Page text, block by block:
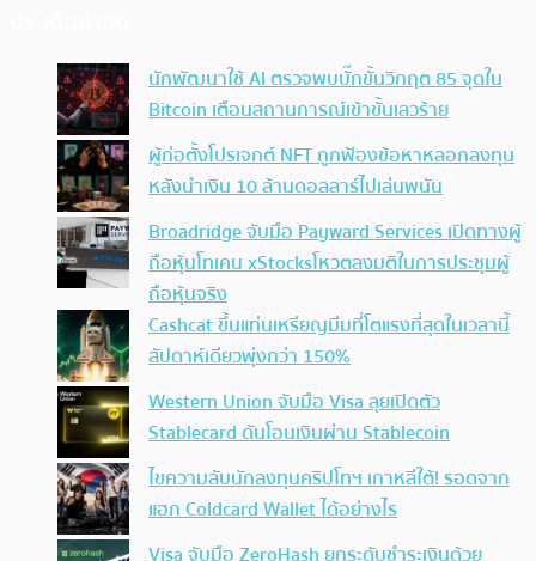
นักพัฒนาใช้ AI ตรวจพบบั๊กขั้นวิกฤต 85 จุดใน
Bitcoin เตือนสถานการณ์เข้าขั้นเลวร้าย
ผู้ก่อตั้งโปรเจกต์ NFT ถูกฟ้องข้อหาหลอกลงทุน
หลังนำเงิน 10 ล้านดอลลาร์ไปเล่นพนัน
Broadridge จับมือ Payward Services เปิดทางผู้
ถือหุ้นโทเคน xStocksโหวตลงมติในการประชุมผู้
ถือหุ้นจริง
Cashcat ขึ้นแท่นเหรียญมีมที่โตแรงที่สุดในเวลานี้
สัปดาห์เดียวพุ่งกว่า 150%
Western Union จับมือ Visa ลุยเปิดตัว
Stablecard ดันโอนเงินผ่าน Stablecoin
ไขความลับนักลงทุนคริปโทฯ เกาหลีใต้! รอดจาก
แฮก Coldcard Wallet ได้อย่างไร